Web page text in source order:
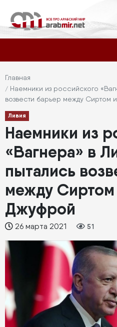
основному
содержанию
Меню
учётной
пользователя
навигация
Строка
навигации
Главная
Наемники из российского
возвести барьер между Сиртом
Ливия
Наемники из
«Вагнера» в
пытались
между
Джуфрой
26 марта 2021 51